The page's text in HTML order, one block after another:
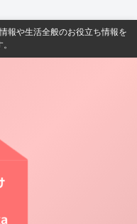
報や生活全般のお役立ち情報を